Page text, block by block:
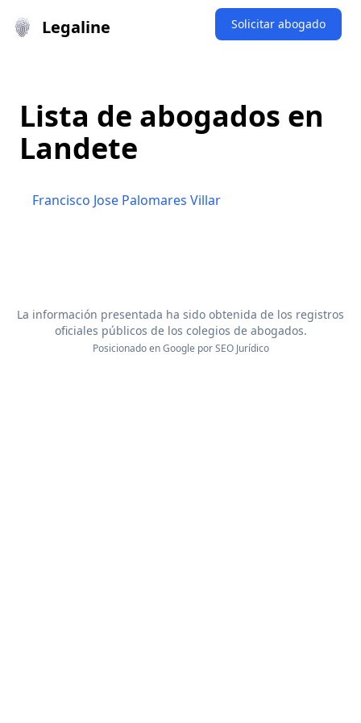
Legaline Solicitar abogado
Lista de abogados en
Landete
Francisco Jose Palomares Villar
La información presentada ha sido obtenida de los registros
oficiales públicos de los colegios de abogados.
Posicionado en Google porSEO Jurídico